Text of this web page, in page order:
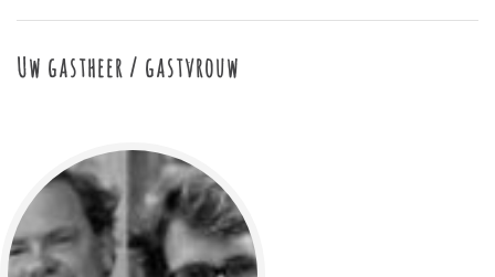
Uw gastheer / gastvrouw